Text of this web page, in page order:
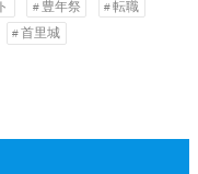
豊年祭
転職
首里城